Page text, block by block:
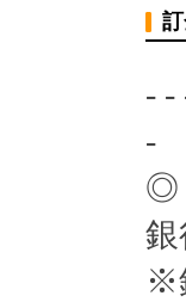
- -
-
◎
銀
※